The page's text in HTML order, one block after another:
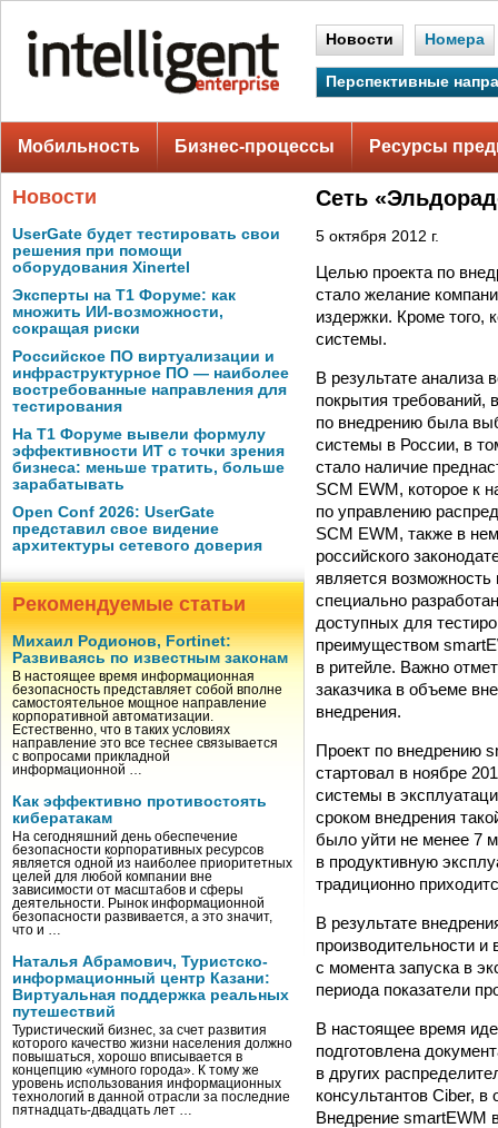
Новости Номера
Перспективные
Мобильность Бизнес-процессы Ресурсы
Новости
UserGate будет тестировать свои
решения при помощи
оборудования Xinertel
Эксперты на Т1 Форуме: как
множить ИИ-возможности,
сокращая риски
Российское ПО виртуализации и
инфраструктурное ПО — наиболее
востребованные направления для
тестирования
На Т1 Форуме вывели формулу
эффективности ИТ с точки зрения
бизнеса: меньше тратить, больше
зарабатывать
Open Conf 2026: UserGate
представил свое видение
архитектуры сетевого доверия
Рекомендуемые статьи
Михаил Родионов, Fortinet:
Развиваясь по известным законам
В настоящее время информационная
безопасность представляет собой вполне
самостоятельное мощное направление
корпоративной автоматизации.
Естественно, что в таких условиях
направление это все теснее связывается
с вопросами прикладной
информационной …
Как эффективно противостоять
кибератакам
На сегодняшний день обеспечение
безопасности корпоративных ресурсов
является одной из наиболее приоритетных
целей для любой компании вне
зависимости от масштабов и сферы
деятельности. Рынок информационной
безопасности развивается, а это значит,
что и …
Наталья Абрамович, Туристско-
информационный центр Казани:
Виртуальная поддержка реальных
путешествий
Туристический бизнес, за счет развития
которого качество жизни населения должно
повышаться, хорошо вписывается в
концепцию «умного города». К тому же
уровень использования информационных
технологий в данной отрасли за последние
пятнадцать-двадцать лет …
Сеть
5 октября 2012 г.
Целью проекта по
стало желание
издержки. Кроме того,
системы.
В результате анализа
покрытия требований,
по внедрению была
системы в России, в
стало наличие
SCM EWM, которое к
по управлению
SCM EWM, также в
российского
является
специально
доступных для
преимуществом
в ритейле. Важно
заказчика в объеме
внедрения.
Проект по внедрению
стартовал в ноябре
системы в
сроком внедрения
было уйти не менее 7
в продуктивную
традиционно
В результате
производительности
с момента запуска в
периода показатели
В настоящее время
подготовлена
в других
консультантов Ciber,
Внедрение smartEWM